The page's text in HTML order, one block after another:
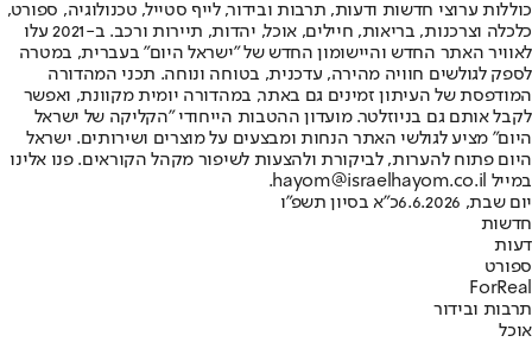
כוללות ערוצי חדשות ודעות, תרבות ובידור, לייף סטייל, טכנולוגיה, ספורט,
כלכלה וצרכנות, בריאות, חיילים, אוכל, יהדות, תיירות ורכב. ב-2021 עלו
לאוויר האתר החדש והיישומון החדש של "ישראל היום" בעברית, במטרה
לספק לגולשים חוויה מהירה, עדכנית, בטוחה ונוחה. תכני המהדורה
המודפסת של העיתון זמינים גם באתר, במהדורה יומית מקוונת, ואפשר
לקבל אותם גם בניוזלטר. מועדון ההטבות הייחודי "הקליקה של ישראל
היום" מציע לגולשי האתר הנחות ומבצעים על מוצרים ושירותים. ישראל
היום פתוח להערות, לביקורת ולהצעות לשיפור מקהל הקוראים. פנו אלינו
במייל hayom@israelhayom.co.il.
יום שבת, 6.6.2026
כ"א בסיון תשפ"ו
חדשות
דעות
ספורט
ForReal
תרבות ובידור
אוכל